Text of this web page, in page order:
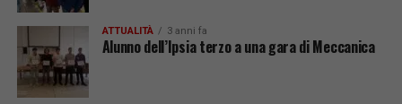
ATTUALITÀ 3 anni fa
Alunno dell’Ipsia terzo a una gara di Meccanica